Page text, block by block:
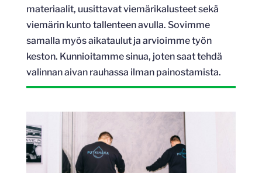
materiaalit, uusittavat viemärikalusteet sekä
viemärin kunto tallenteen avulla. Sovimme
samalla myös aikataulut ja arvioimme työn
keston. Kunnioitamme sinua, joten saat tehdä
valinnan aivan rauhassa ilman painostamista.